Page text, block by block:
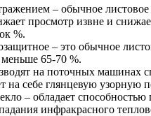
– обычное листовое
просмотр извне и
%.
– это обычное
65-70 %.
на поточных машинах
на себе глянцевую
– обладает
инфракрасного